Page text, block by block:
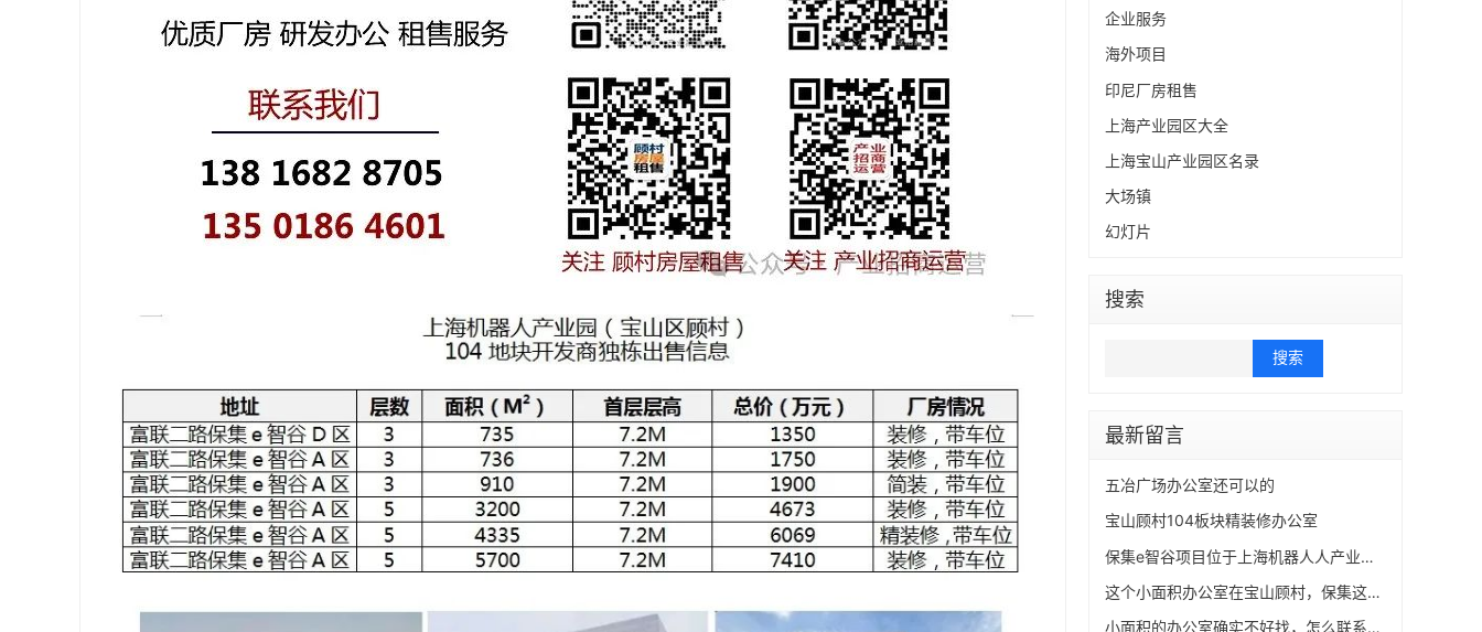
企业服务
海外项目
印尼厂房租售
上海产业园区大全
上海宝山产业园区名录
大场镇
幻灯片
搜索
最新留言
五冶广场办公室还可以的
宝山顾村104板块精装修办公室
保集e智谷项目位于上海机器人人产业园核心区，总建筑面积约30万方，有小面积独栋出售以及小面积精装办公室**。
这个小面积办公室在宝山顾村，保集这里也有小面积的
小面积的办公室确实不好找，怎么联系呢？